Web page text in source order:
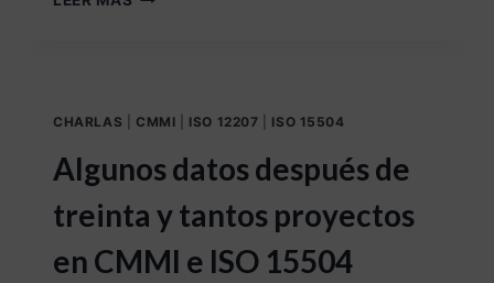
CHARLAS CMMI ISO 12207 ISO 15504
Algunos datos después de
treinta y tantos proyectos
en CMMI e ISO 15504